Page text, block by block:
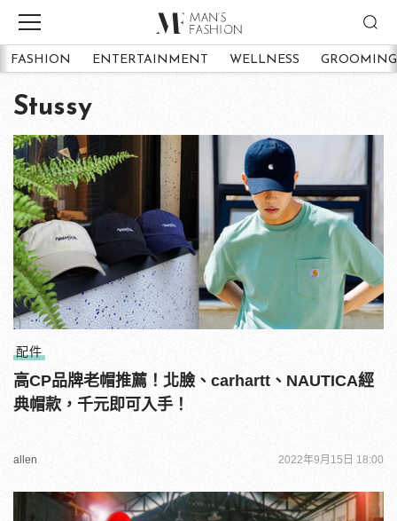
FASHION ENTERTAINMENT WELLNESS GROOMING
Stussy
配件
高CP品牌老帽推薦！北臉、carhartt、NAUTICA經
典帽款，千元即可入手！
allen 2022年9月15日 18:00